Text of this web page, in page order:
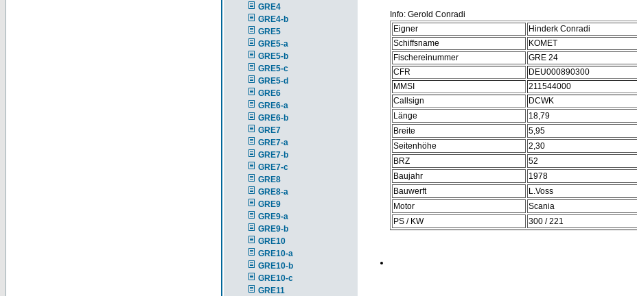
GRE4
GRE4-b
GRE5
GRE5-a
GRE5-b
GRE5-c
GRE5-d
GRE6
GRE6-a
GRE6-b
GRE7
GRE7-a
GRE7-b
GRE7-c
GRE8
GRE8-a
GRE9
GRE9-a
GRE9-b
GRE10
GRE10-a
GRE10-b
GRE10-c
GRE11
Info: Gerold Conradi
Eigner
Hinderk Conradi
Schiffsname
KOMET
Fischereinummer
GRE 24
CFR
DEU000890300
MMSI
211544000
Callsign
DCWK
Länge
18,79
Breite
5,95
Seitenhöhe
2,30
BRZ
52
Baujahr
1978
Bauwerft
L.Voss
Motor
Scania
PS / KW
300 / 221